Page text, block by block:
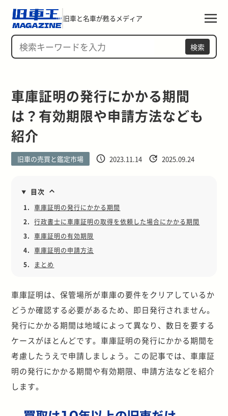
旧車と名車が甦るメディア
検索
車庫証明の発行にかかる期間
は？有効期限や申請方法なども
紹介
旧車の売買と鑑定市場 2023.11.14 2025.09.24
目次
1.
車庫証明の発行にかかる期間
2.
行政書士に車庫証明の取得を依頼した場合にかかる期間
3.
車庫証明の有効期限
4.
車庫証明の申請方法
5.
まとめ
車庫証明は、保管場所が車庫の要件をクリアしているか
どうか確認する必要があるため、即日発行されません。
発行にかかる期間は地域によって異なり、数日を要する
ケースがほとんどです。車庫証明の発行にかかる期間を
考慮したうえで申請しましょう。この記事では、車庫証
明の発行にかかる期間や有効期限、申請方法などを紹介
します。